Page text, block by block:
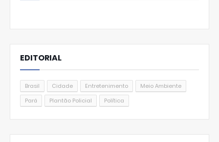
EDITORIAL
Brasil Cidade Entretenimento
Meio Ambiente
Pará
Plantão Policial Política